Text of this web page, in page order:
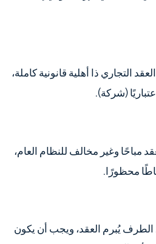
التجاري ذا أهلية قانونية كاملة،
(شركة).
مباحًا وغير مخالف للنظام العام،
محظورًا.
يُبرم العقد، ويجب أن يكون